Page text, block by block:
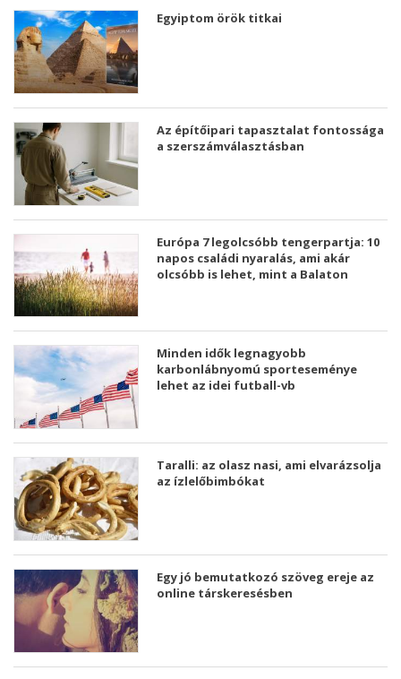
Egyiptom örök titkai
Az építőipari tapasztalat fontossága
a szerszámválasztásban
Európa 7 legolcsóbb tengerpartja: 10
napos családi nyaralás, ami akár
olcsóbb is lehet, mint a Balaton
Minden idők legnagyobb
karbonlábnyomú sporteseménye
lehet az idei futball-vb
Taralli: az olasz nasi, ami elvarázsolja
az ízlelőbimbókat
Egy jó bemutatkozó szöveg ereje az
online társkeresésben